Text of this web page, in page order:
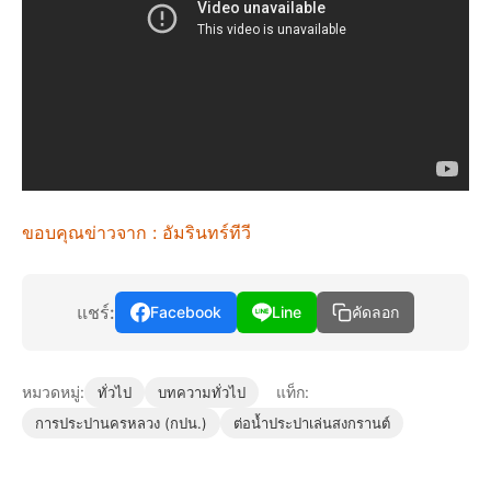
ขอบคุณข่าวจาก : อัมรินทร์ทีวี
แชร์: Facebook Line คัดลอก
หมวดหมู่: ทั่วไป บทความทั่วไป แท็ก:
การประปานครหลวง (กปน.) ต่อน้ำประปาเล่นสงกรานต์